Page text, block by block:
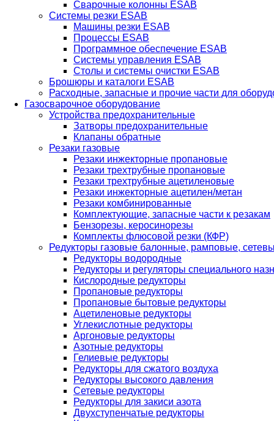
Сварочные колонны ESAB
Системы резки ESAB
Машины резки ESAB
Процессы ESAB
Программное обеспечение ESAB
Системы управления ESAB
Столы и системы очистки ESAB
Брошюры и каталоги ESAB
Расходные, запасные и прочие части для
Газосварочное оборудование
Устройства предохранительные
Затворы предохранительные
Клапаны обратные
Резаки газовые
Резаки инжекторные пропановые
Резаки трехтрубные пропановые
Резаки трехтрубные ацетиленовые
Резаки инжекторные ацетилен/метан
Резаки комбинированные
Комплектующие, запасные части к резакам
Бензорезы, керосинорезы
Комплекты флюсовой резки (КФР)
Редукторы газовые балонные, рамповые,
Редукторы водородные
Редукторы и регуляторы специального
Кислородные редукторы
Пропановые редукторы
Пропановые бытовые редукторы
Ацетиленовые редукторы
Углекислотные редукторы
Аргоновые редукторы
Азотные редукторы
Гелиевые редукторы
Редукторы для сжатого воздуха
Редукторы высокого давления
Сетевые редукторы
Редукторы для закиси азота
Двухступенчатые редукторы